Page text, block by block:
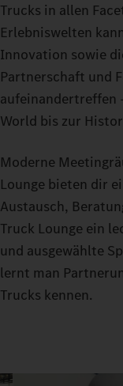
Trucks in allen
Erlebniswelten
Innovation sowie
Partnerschaft und
aufeinandertreffen
World bis zur
Moderne
Lounge bieten dir
Austausch,
Truck Lounge ein
und ausgewählte
lernt man
Trucks kennen.